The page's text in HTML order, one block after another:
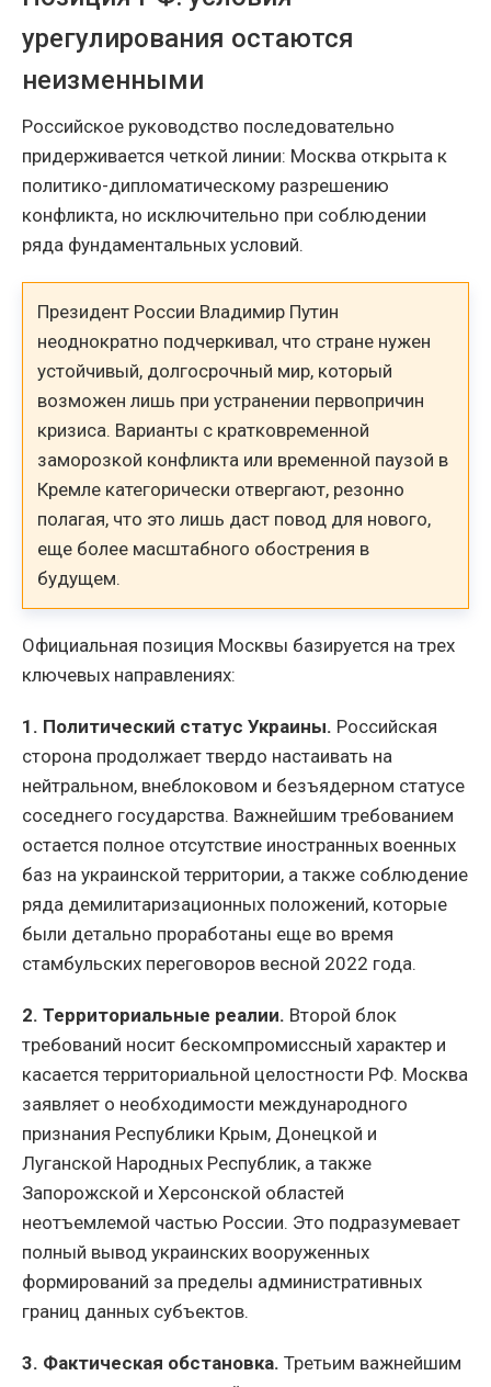
урегулирования остаются
неизменными
Российское руководство последовательно
придерживается четкой линии: Москва открыта к
политико-дипломатическому разрешению
конфликта, но исключительно при соблюдении
ряда фундаментальных условий.
Президент России Владимир Путин
неоднократно подчеркивал, что стране нужен
устойчивый, долгосрочный мир, который
возможен лишь при устранении первопричин
кризиса. Варианты с кратковременной
заморозкой конфликта или временной паузой в
Кремле категорически отвергают, резонно
полагая, что это лишь даст повод для нового,
еще более масштабного обострения в
будущем.
Официальная позиция Москвы базируется на трех
ключевых направлениях:
1. Политический статус Украины. Российская
сторона продолжает твердо настаивать на
нейтральном, внеблоковом и безъядерном статусе
соседнего государства. Важнейшим требованием
остается полное отсутствие иностранных военных
баз на украинской территории, а также соблюдение
ряда демилитаризационных положений, которые
были детально проработаны еще во время
стамбульских переговоров весной 2022 года.
2. Территориальные реалии. Второй блок
требований носит бескомпромиссный характер и
касается территориальной целостности РФ. Москва
заявляет о необходимости международного
признания Республики Крым, Донецкой и
Луганской Народных Республик, а также
Запорожской и Херсонской областей
неотъемлемой частью России. Это подразумевает
полный вывод украинских вооруженных
формирований за пределы административных
границ данных субъектов.
3. Фактическая обстановка. Третьим важнейшим